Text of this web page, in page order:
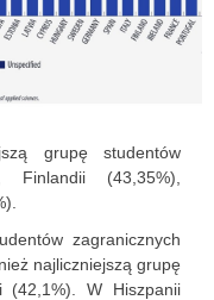
grupę studentów
(43,35%),
zagranicznych
najliczniejszą grupę
(42,1%). W Hiszpanii